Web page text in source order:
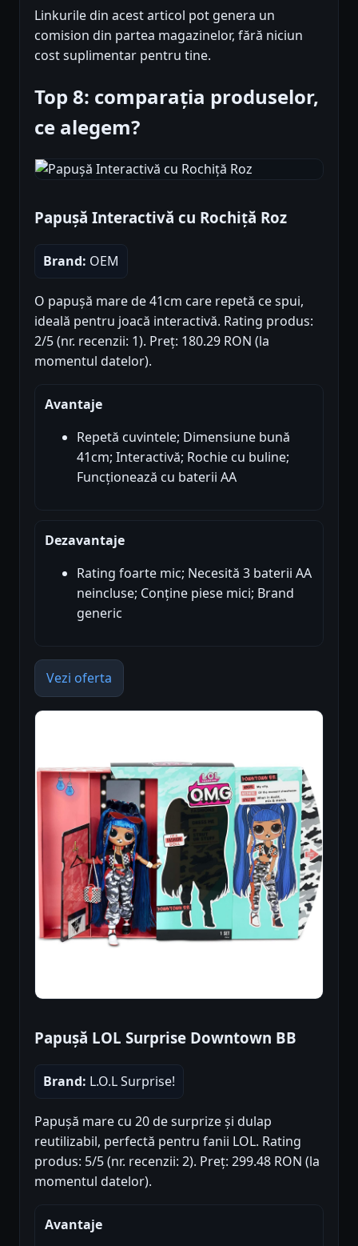
Linkurile din acest articol pot genera un
comision din partea magazinelor, fără niciun
cost suplimentar pentru tine.
Top 8: comparația produselor,
ce alegem?
Papușă Interactivă cu Rochiță Roz
Brand: OEM
O papușă mare de 41cm care repetă ce spui,
ideală pentru joacă interactivă. Rating produs:
2/5 (nr. recenzii: 1). Preț: 180.29 RON (la
momentul datelor).
Avantaje
Repetă cuvintele; Dimensiune bună
41cm; Interactivă; Rochie cu buline;
Funcționează cu baterii AA
Dezavantaje
Rating foarte mic; Necesită 3 baterii AA
neincluse; Conține piese mici; Brand
generic
Vezi oferta
Papușă LOL Surprise Downtown BB
Brand: L.O.L Surprise!
Papușă mare cu 20 de surprize și dulap
reutilizabil, perfectă pentru fanii LOL. Rating
produs: 5/5 (nr. recenzii: 2). Preț: 299.48 RON (la
momentul datelor).
Avantaje